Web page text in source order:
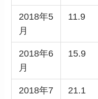
2018年5
月
11.9
2018年6
月
15.9
2018年7
21.1